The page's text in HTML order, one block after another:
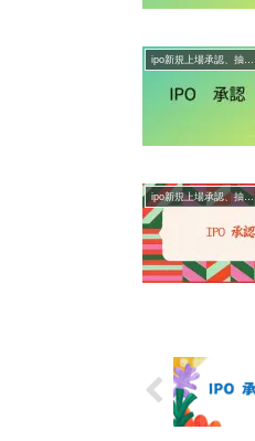
ipo新規上場承認、抽選情報